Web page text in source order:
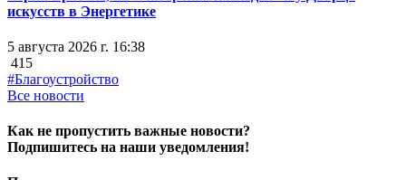
искусств в Энергетике
5 августа 2026 г. 16:38
415
#Благоустройство
Все новости
Как не пропустить важные новости?
Подпишитесь на наши уведомления!